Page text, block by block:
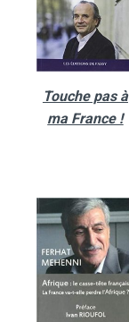
Touche pas à
ma France !